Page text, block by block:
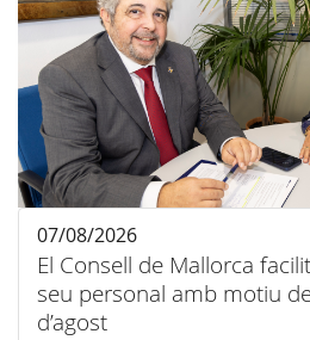
El Consell de Mallorca
seu personal amb motiu
d’agost
07/08/2026